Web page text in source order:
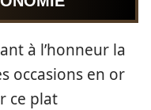
à l’honneur la
occasions en or
ce plat